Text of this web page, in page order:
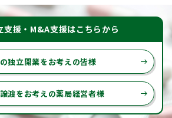
支援・M&A支援はこちらから
独立開業をお考えの皆様 east
渡をお考えの薬局経営者様 east